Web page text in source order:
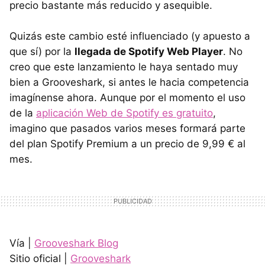
precio bastante más reducido y asequible.
Quizás este cambio esté influenciado (y apuesto a
que sí) por la llegada de Spotify Web Player. No
creo que este lanzamiento le haya sentado muy
bien a Grooveshark, si antes le hacia competencia
imagínense ahora. Aunque por el momento el uso
de la aplicación Web de Spotify es gratuito,
imagino que pasados varios meses formará parte
del plan Spotify Premium a un precio de 9,99 € al
mes.
Vía | Grooveshark Blog
Sitio oficial | Grooveshark